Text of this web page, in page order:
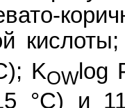
KOWlog
°C) и